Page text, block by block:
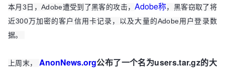
本月3日，Adobe遭受到了黑客的攻击，Adobe称，黑客窃取了将
近300万加密的客户信用卡记录，以及大量的Adobe用户登录数
据。
上周末， AnonNews.org公布了一个名为users.tar.gz的大